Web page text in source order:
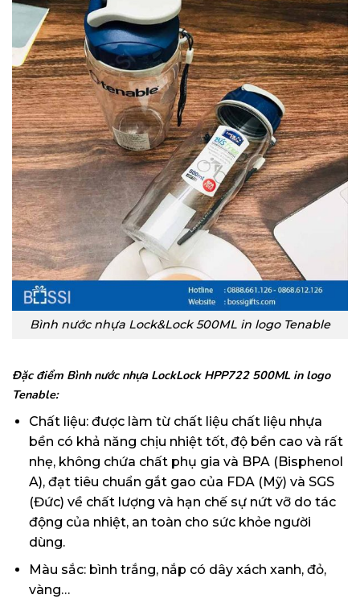
Bình nước nhựa Lock&Lock 500ML in logo Tenable
Đặc điểm Bình nước nhựa LockLock HPP722 500ML in logo
Tenable:
Chất liệu: được làm từ chất liệu chất liệu nhựa
bền có khả năng chịu nhiệt tốt, độ bền cao và rất
nhẹ, không chứa chất phụ gia và BPA (Bisphenol
A), đạt tiêu chuẩn gắt gao của FDA (Mỹ) và SGS
(Đức) về chất lượng và hạn chế sự nứt vỡ do tác
động của nhiệt, an toàn cho sức khỏe người
dùng.
Màu sắc: bình trắng, nắp có dây xách xanh, đỏ,
vàng…